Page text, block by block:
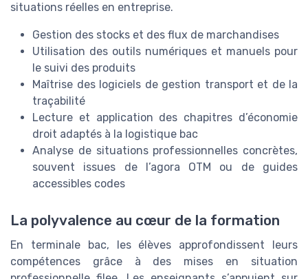
situations réelles en entreprise.
Gestion des stocks et des flux de marchandises
Utilisation des outils numériques et manuels pour
le suivi des produits
Maîtrise des logiciels de gestion transport et de la
traçabilité
Lecture et application des chapitres d’économie
droit adaptés à la logistique bac
Analyse de situations professionnelles concrètes,
souvent issues de l’agora OTM ou de guides
accessibles codes
La polyvalence au cœur de la formation
En terminale bac, les élèves approfondissent leurs
compétences grâce à des mises en situation